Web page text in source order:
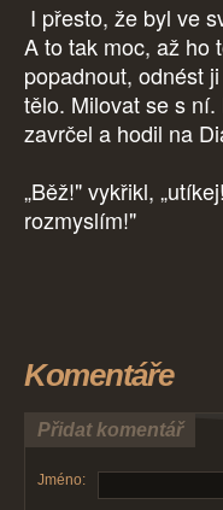
I přesto, že byl ve
A to tak moc, až ho
popadnout, odnést
tělo. Milovat se s
zavrčel a hodil na
„Běž!" vykřikl,
rozmyslím!"
Komentáře
Přidat komentář
Jméno: